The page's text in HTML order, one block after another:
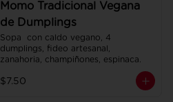
Momo Tradicional Vegana
de Dumplings
Sopa  con caldo vegano, 4
dumplings, fideo artesanal,
zanahoria, champiñones, espinaca.
$7.50